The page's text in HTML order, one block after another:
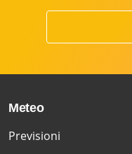
Meteo
Previsioni